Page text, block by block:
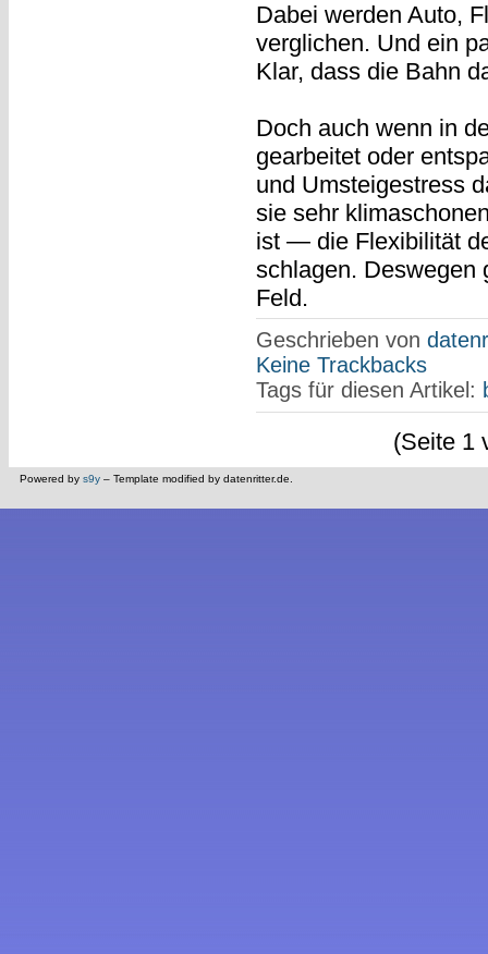
Dabei werden Auto,
verglichen. Und ein
Klar, dass die Bahn
Doch auch wenn in
gearbeitet oder
und Umsteigestress
sie sehr
ist — die Flexibilität
schlagen. Deswegen
Feld.
Geschrieben von
Keine Trackbacks
Tags für diesen Artikel:
(Seite 1
Powered by s9y – Template modified by datenritter.de.